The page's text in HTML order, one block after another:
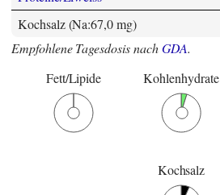
Kochsalz (Na:67,0 mg)
Empfohlene Tagesdosis nachGDA.
Fett/Lipide
Kohlenhydrate
Kochsalz